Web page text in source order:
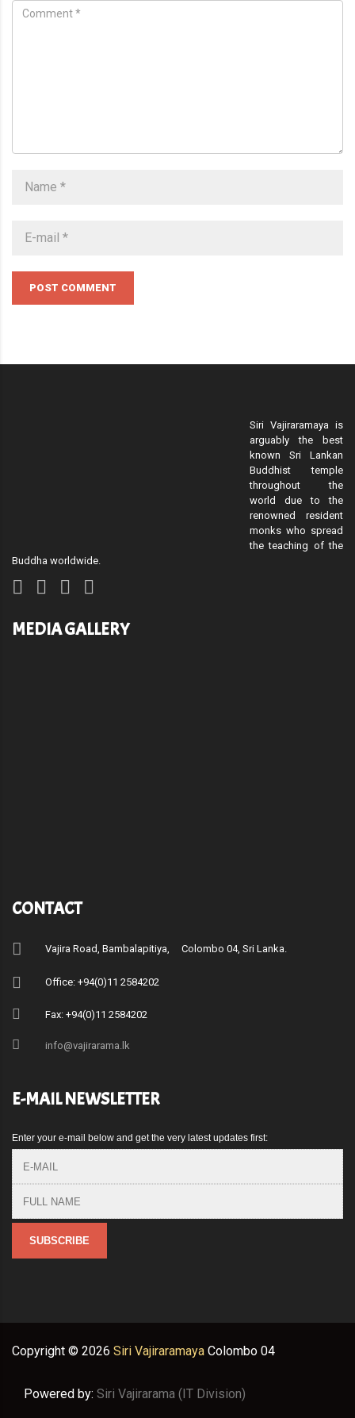
POST COMMENT
Siri Vajiraramaya is
arguably the best
known Sri Lankan
Buddhist temple
throughout the
world due to the
renowned resident
monks who spread
the teaching of the
Buddha worldwide.
MEDIA GALLERY
CONTACT
Vajira Road, Bambalapitiya, Colombo 04, Sri Lanka.
Office: +94(0)11 2584202
Fax: +94(0)11 2584202
info@vajirarama.lk
E-MAIL NEWSLETTER
Enter your e-mail below and get the very latest updates first:
Copyright © 2026 Siri Vajiraramaya Colombo 04
Powered by: Siri Vajirarama (IT Division)